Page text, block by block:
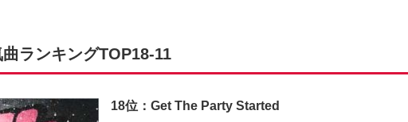
ランキングTOP18-11
18位：Get The Party Started